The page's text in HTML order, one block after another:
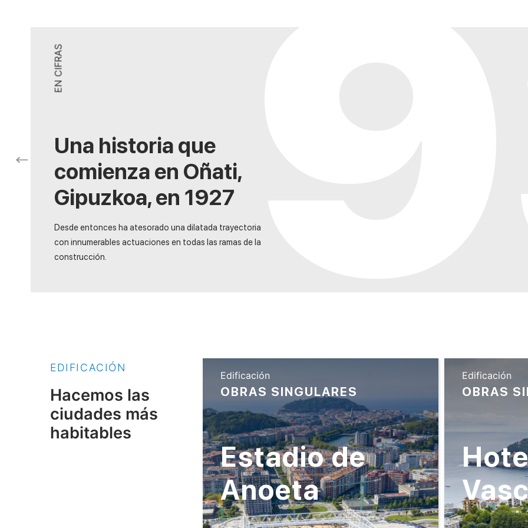
EN CIFRAS
Profesionales con un
papel igual de
importante
valor reside en las personas que la conforman. Y juntos
somos capaces de aportar valor a nuestros clientes para
transformar la sociedad.
EDIFICACIÓN
Hacemos las
ciudades más
habitables
Edificación
OBRAS SINGULARES
Estadio de
Anoeta
Edificación
OBRAS